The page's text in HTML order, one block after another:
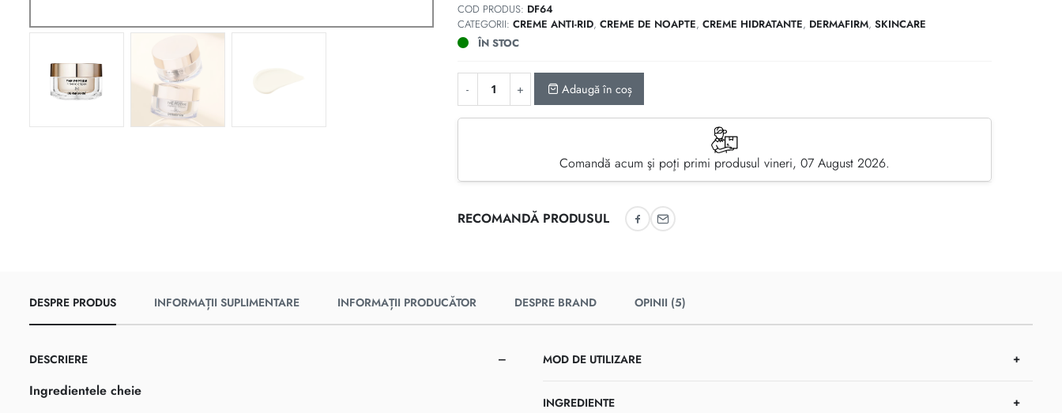
COD PRODUS: DF64
CATEGORII: CREME ANTI-RID, CREME DE NOAPTE, CREME HIDRATANTE, DERMAFIRM, SKINCARE
ÎN STOC
Adaugă în coș
Comandă acum şi poţi primi produsul vineri, 07 August 2026.
RECOMANDĂ PRODUSUL
Recomandă pe Facebook
Recomandă prin email
DESPRE PRODUS INFORMAȚII SUPLIMENTARE INFORMAȚII PRODUCĂTOR DESPRE BRAND OPINII (5)
DESCRIERE
Ingredientele cheie
MOD DE UTILIZARE
INGREDIENTE